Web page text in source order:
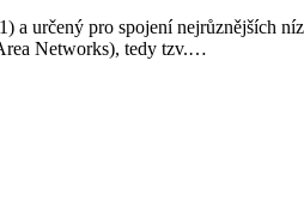
a určený pro spojení nejrůznějších
Networks), tedy tzv.…